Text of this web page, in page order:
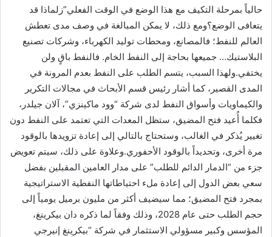
حالياً بمرحلة التكيف مع هذا الوضع في الوقت الفعلي”زلماذا قد
يتعافى الوضع؟ومع ذلك، لا يمكن المبالغة في وصف مدى تعطش
العالم للنفط؛ فالمصانع، ومحطات توليد الكهرباء، وشركات تصنيع
البلاستيك… جميعها بحاجة إلى النفط الخام. فالنفط باقٍ ولن
يختفي.ولهذا السبب، يتسم الطلب على النفط بعدم المرونة في
المدى القصير، كما أشار رئيس قسم الأبحاث في مجالات التكرير
والكيماويات وأسواق النفط لدى شركة “وود ماكينزي”، آلان جيلدر،
فكلما أُعيد فتح المضيق، ستظل المعدات التي تعتمد على النفط دون
تغيير يُذكر في الغالب، وستحتاج بالتالي إلى إعادة تزويدها بالوقود
مرة أخرى، وتحديداً بالوقود الأحفوري.وعلاوة على ذلك، سيتم تعويض
جزء من “الدمار الدائم للطلب” على مدار العامين المقبلين بفضل
سعي بعض الدول إلى إعادة ملء احتياطاتها النفطية الاستراتيجية
بمجرد فتح المضيق؛ مما سيضيف أكثر من مليون برميل يومياً إلى
حجم الطلب حتى عام 2028، وذلك وفقاً لما ذكره دان بيكرينغ،
المؤسس وكبير مسؤولي الاستثمار في شركة “بيكرينغ إنيرجي